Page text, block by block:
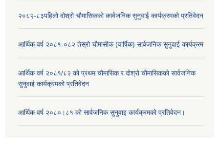
२०८२-८३पहिलो दोश्रो चौमासिकको कार्वजनिक सुनुवाई कार्यक्रमको प्रतिवेदन
आर्थिक वर्ष २०८१-०८२ तेस्रो चौमासीक (वार्षिक) सार्वजनिक सुनुवाई कार्यक्रम
आर्थिक वर्ष २०८१/८२ को प्रथम चौमासिक र दोश्रो चौमासिकको सार्वजनिक
सुनुवाई कार्यक्रमको प्रतिवेदन
आर्थिक वर्ष २०८०।८१ को सार्वजनिक सुनुवाइ कार्यक्रमको प्रतिवेदन।